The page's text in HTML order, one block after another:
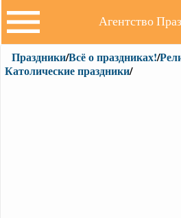
Агентство
Праздники/Всё о праздниках!/
Католические праздники/